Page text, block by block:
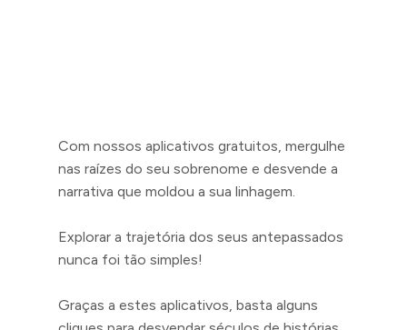
Com nossos aplicativos gratuitos, mergulhe
nas raízes do seu sobrenome e desvende a
narrativa que moldou a sua linhagem.
Explorar a trajetória dos seus antepassados
nunca foi tão simples!
Graças a estes aplicativos, basta alguns